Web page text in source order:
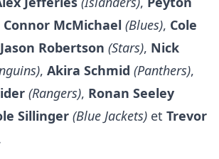
Connor McMichael (Blues), Cole
Jason Robertson (Stars), Nick
, Akira Schmid (Panthers),
(Rangers), Ronan Seeley
Sillinger (Blue Jackets) et Trevor